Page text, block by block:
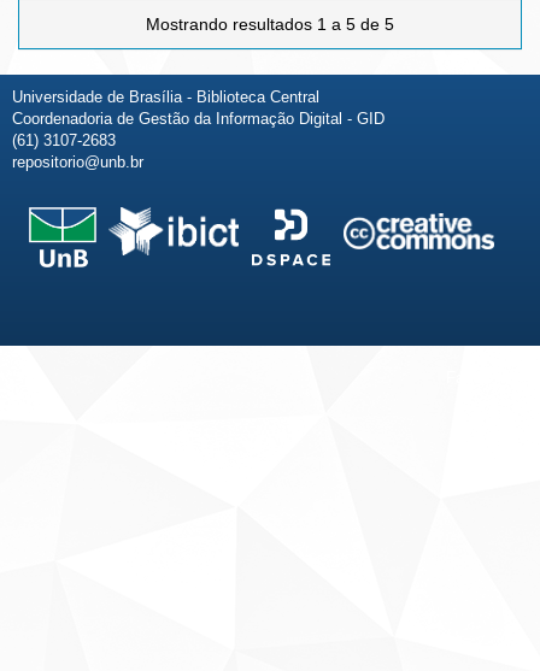
Mostrando resultados 1 a 5 de 5
Universidade de Brasília - Biblioteca Central
Coordenadoria de Gestão da Informação Digital - GID
(61) 3107-2683
repositorio@unb.br